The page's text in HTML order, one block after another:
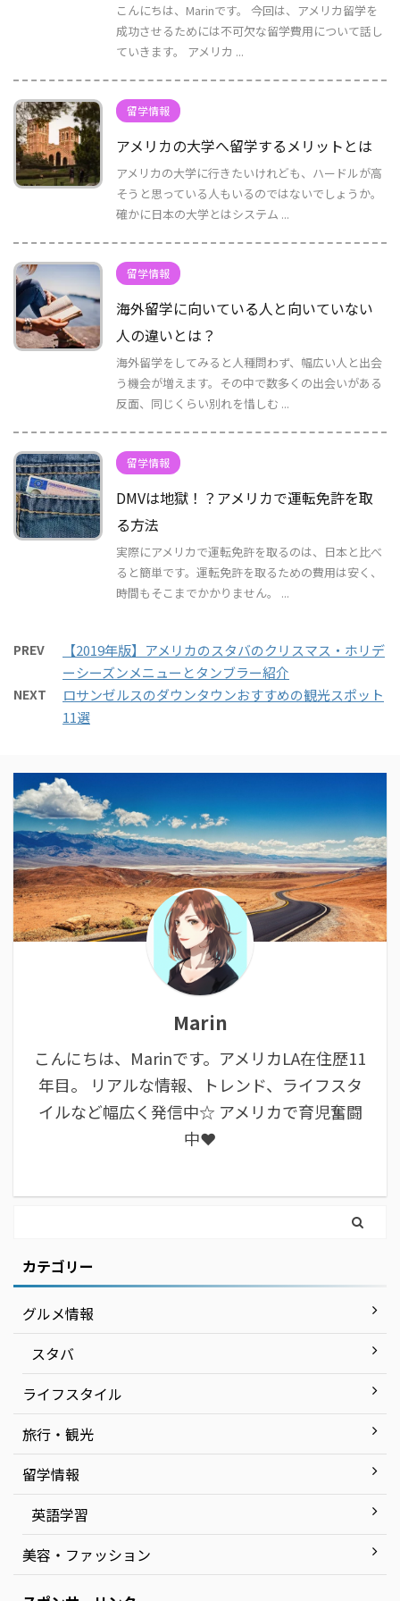
こんにちは、Marinです。 今回は、アメリカ留学を
成功させるためには不可欠な留学費用について話し
ていきます。 アメリカ ...
留学情報
アメリカの大学へ留学するメリットとは
アメリカの大学に行きたいけれども、ハードルが高
そうと思っている人もいるのではないでしょうか。
確かに日本の大学とはシステム ...
留学情報
海外留学に向いている人と向いていない
人の違いとは？
海外留学をしてみると人種問わず、幅広い人と出会
う機会が増えます。その中で数多くの出会いがある
反面、同じくらい別れを惜しむ ...
留学情報
DMVは地獄！？アメリカで運転免許を取
る方法
実際にアメリカで運転免許を取るのは、日本と比べ
ると簡単です。運転免許を取るための費用は安く、
時間もそこまでかかりません。 ...
PREV
【2019年版】アメリカのスタバのクリスマス・ホリデ
ーシーズンメニューとタンブラー紹介
NEXT
ロサンゼルスのダウンタウンおすすめの観光スポット
11選
Marin
こんにちは、Marinです。アメリカLA在住歴11
年目。 リアルな情報、トレンド、ライフスタ
イルなど幅広く発信中☆ アメリカで育児奮闘
中❤︎
カテゴリー
グルメ情報
スタバ
ライフスタイル
旅行・観光
留学情報
英語学習
美容・ファッション